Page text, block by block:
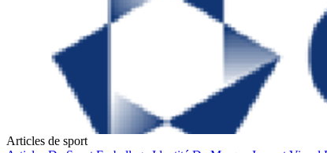
Articles de sport